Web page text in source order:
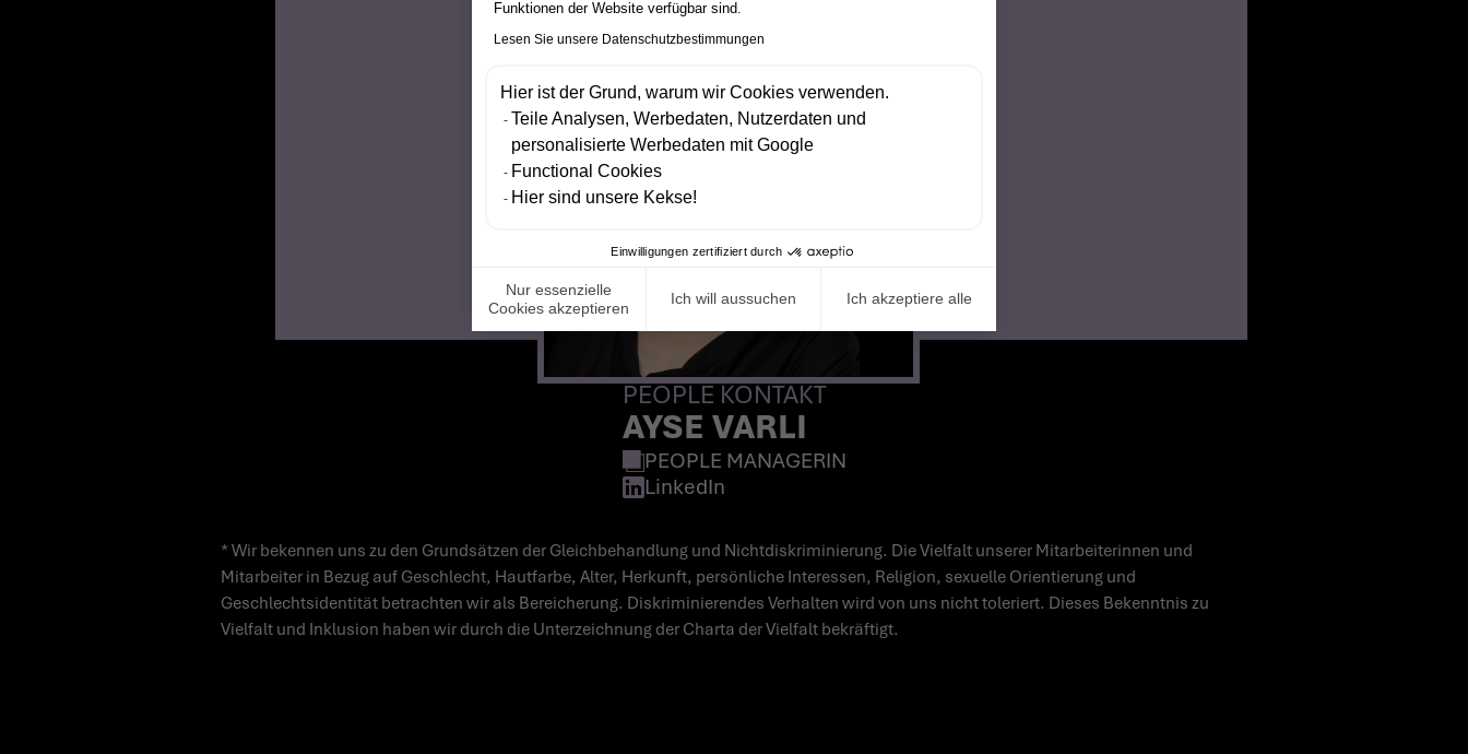
PEOPLE KONTAKT
AYSE VARLI
PEOPLE MANAGERIN
LinkedIn
* Wir bekennen uns zu den Grundsätzen der Gleichbehandlung und Nichtdiskriminierung. Die Vielfalt unserer Mitarbeiterinnen und
Mitarbeiter in Bezug auf Geschlecht, Hautfarbe, Alter, Herkunft, persönliche Interessen, Religion, sexuelle Orientierung und
Geschlechtsidentität betrachten wir als Bereicherung. Diskriminierendes Verhalten wird von uns nicht toleriert. Dieses Bekenntnis zu
Vielfalt und Inklusion haben wir durch die Unterzeichnung der Charta der Vielfalt bekräftigt.
Funktionen der Website verfügbar sind.
Lesen Sie unsere Datenschutzbestimmungen
Hier ist der Grund, warum wir Cookies verwenden.
Teile Analysen, Werbedaten, Nutzerdaten und
personalisierte Werbedaten mit Google
Functional Cookies
Hier sind unsere Kekse!
Einwilligungen zertifiziert durch
Nur essenzielle
Cookies akzeptieren
Ich will aussuchen Ich akzeptiere alle